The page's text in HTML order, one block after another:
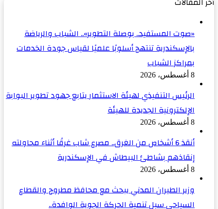
«صوت المستفيد.. بوصلة التطوير».. الشباب والرياضة
بالإسكندرية تنتهج أسلوبًا علميًا لقياس جودة الخدمات
بمراكز الشباب
8 أغسطس، 2026
الرئيس التنفيذي لهيئة الاستثمار يتابع جهود تطوير البوابة
الإلكترونية الجديدة للهيئة
8 أغسطس، 2026
أنقذ 6 أشخاص من الغرق.. مصرع شاب غرقًا أثناء محاولته
إنقاذهم بشاطئ البيطاش في الإسكندرية
8 أغسطس، 2026
وزير الطيران المدني يبحث مع محافظ مطروح والقطاع
السياحي سبل تنمية الحركة الجوية الوافدة..